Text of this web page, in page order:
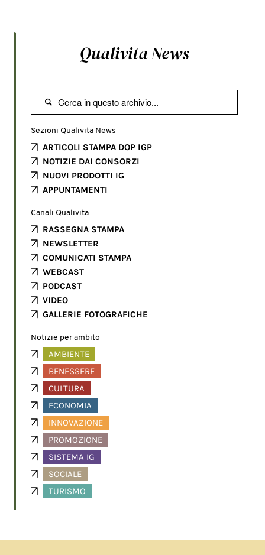
Qualivita News

Sezioni Qualivita News
ARTICOLI STAMPA DOP IGP
NOTIZIE DAI CONSORZI
NUOVI PRODOTTI IG
APPUNTAMENTI
Canali Qualivita
RASSEGNA STAMPA
NEWSLETTER
COMUNICATI STAMPA
WEBCAST
PODCAST
VIDEO
GALLERIE FOTOGRAFICHE
Notizie per ambito
AMBIENTE
BENESSERE
CULTURA
ECONOMIA
INNOVAZIONE
PROMOZIONE
SISTEMA IG
SOCIALE
TURISMO